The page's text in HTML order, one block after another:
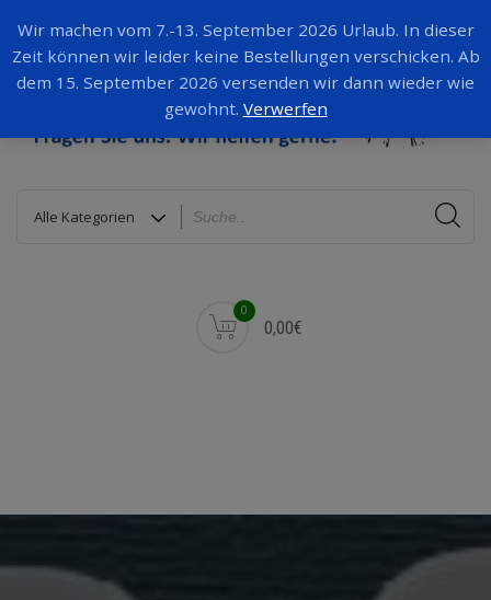
0
0,00€
Wir machen vom 7.-13. September 2026 Urlaub. In dieser
Zeit können wir leider keine Bestellungen verschicken. Ab
dem 15. September 2026 versenden wir dann wieder wie
gewohnt. Verwerfen